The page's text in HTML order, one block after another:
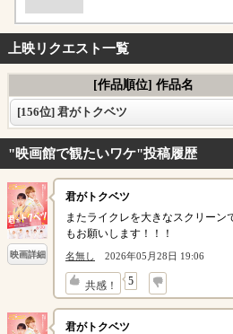
上映リクエスト一覧
[作品順位] 作品名
[156位] 君がトクベツ
"映画館で観たいワケ"投稿履歴
映画詳細
君がトクベツ
またライクレを大きなスクリーン
もお願いします！！！
名無し 2026年05月28日 19:06
共感！ 5
↓
君がトクベツ